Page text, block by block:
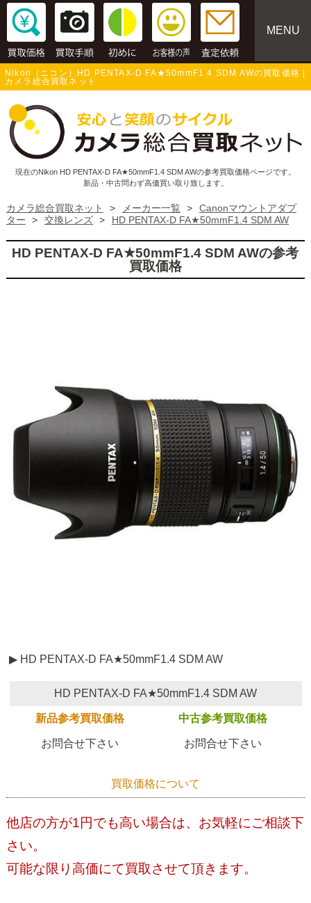
MENU
Nikon（ニコン）HD PENTAX-D FA★50mmF1.4 SDM AWの買取価格 |
カメラ総合買取ネット
現在のNikon HD PENTAX-D FA★50mmF1.4 SDM AWの参考買取価格ページです。
新品・中古問わず高価買い取り致します。
カメラ総合買取ネット > メーカー一覧 >
Canonマウントアダプ
ター
> 交換レンズ > HD PENTAX-D FA★50mmF1.4 SDM AW
HD PENTAX-D FA★50mmF1.4 SDM AWの参考
買取価格
▶ HD PENTAX-D FA★50mmF1.4 SDM AW
HD PENTAX-D FA★50mmF1.4 SDM AW
新品参考買取価格 中古参考買取価格
お問合せ下さい お問合せ下さい
買取価格について
他店の方が1円でも高い場合は、お気軽にご相談下
さい。
可能な限り高価にて買取させて頂きます。